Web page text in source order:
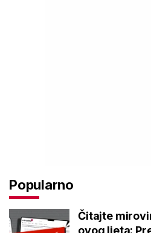
Popularno
Čitajte
ovog ljeta: